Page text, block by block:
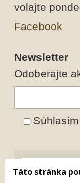
volajte
Facebook
Newsletter
Odoberajte
Táto stránka